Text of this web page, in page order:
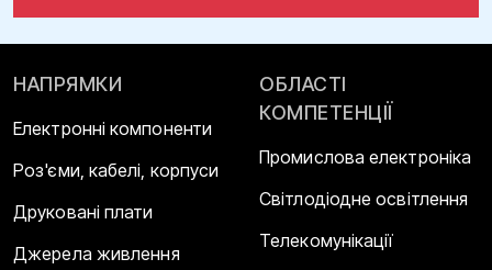
НАПРЯМКИ
Електронні компоненти
Роз'єми, кабелі, корпуси
Друковані плати
Джерела живлення
ОБЛАСТІ
КОМПЕТЕНЦІЇ
Промислова електроніка
Світлодіодне освітлення
Телекомунікації